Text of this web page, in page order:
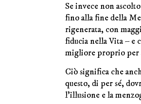
Se invece non
fino alla fine della
rigenerata, con
fiducia nella Vita – e
migliore proprio per
Ciò significa che
questo, di per sé,
l’illusione e la